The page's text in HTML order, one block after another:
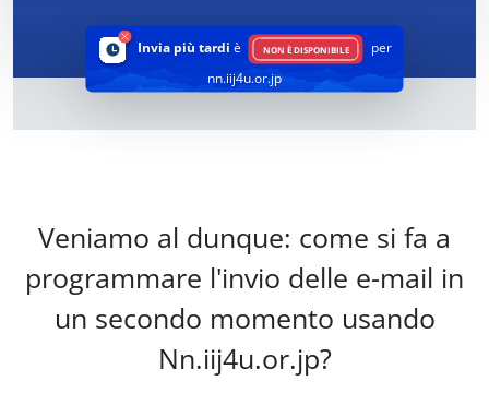
Invia più tardi è NON È DISPONIBILE
per
nn.iij4u.or.jp
Veniamo al dunque: come si fa a
programmare l'invio delle e-mail in
un secondo momento usando
Nn.iij4u.or.jp?